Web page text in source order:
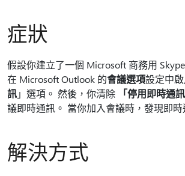
症狀
假設你建立了一個 Microsoft 商務用
在 Microsoft Outlook 的會議選項設定中
訊」選項。 然後，你清除 「停用即時通訊
議即時通訊。 當你加入會議時，發現即時
解決方式